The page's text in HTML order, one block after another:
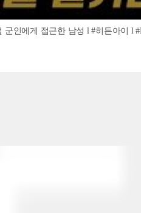
인에게 접근한 남성 l #히든아이 l